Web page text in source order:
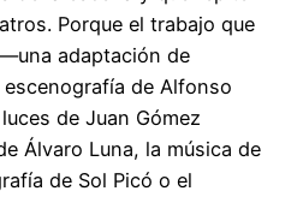
Porque el trabajo que
adaptación de
de Alfonso
de Juan Gómez
Álvaro Luna, la música de
de Sol Picó o el